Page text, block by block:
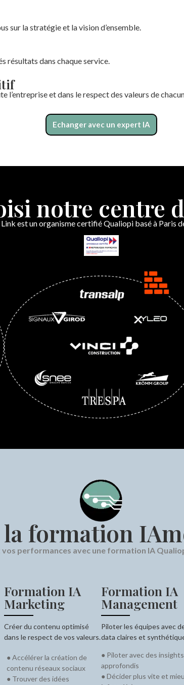
sur la stratégie et la vision d’ensemble.
résultats dans chaque service.
l’entreprise et dans le respect des valeurs de
Echanger avec un expert IA
notre centre
Link est un organisme certifié Qualiopi basé à Paris
formation
vos performances avec une formation IA
Formation IA
Marketing
Créer du contenu optimisé
dans le respect de vos valeurs.
● Accélérer la création de
contenu réseaux sociaux
● Trouver des idées
Formation IA
Management
Piloter les équipes avec
data claires et
● Piloter avec des insights
approfondis
● Décider plus vite et